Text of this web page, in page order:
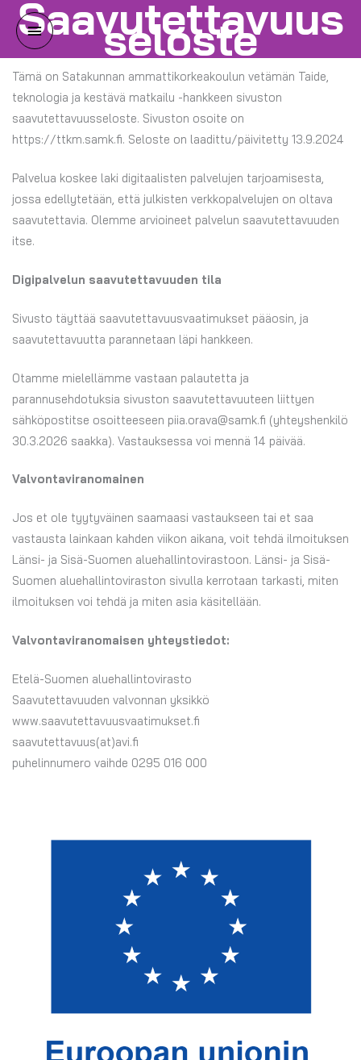
Siirry
sisältöönPäävalikko
Saavutettavuus
seloste
Tämä on Satakunnan ammattikorkeakoulun vetämän Taide,
teknologia ja kestävä matkailu -hankkeen sivuston
saavutettavuusseloste. Sivuston osoite on
https://ttkm.samk.fi. Seloste on laadittu/päivitetty 13.9.2024
Palvelua koskee laki digitaalisten palvelujen tarjoamisesta,
jossa edellytetään, että julkisten verkkopalvelujen on oltava
saavutettavia. Olemme arvioineet palvelun saavutettavuuden
itse.
Digipalvelun saavutettavuuden tila
Sivusto täyttää saavutettavuusvaatimukset pääosin, ja
saavutettavuutta parannetaan läpi hankkeen.
Otamme mielellämme vastaan palautetta ja
parannusehdotuksia sivuston saavutettavuuteen liittyen
sähköpostitse osoitteeseen piia.orava@samk.fi (yhteyshenkilö
30.3.2026 saakka). Vastauksessa voi mennä 14 päivää.
Valvontaviranomainen
Jos et ole tyytyväinen saamaasi vastaukseen tai et saa
vastausta lainkaan kahden viikon aikana, voit tehdä ilmoituksen
Länsi- ja Sisä-Suomen aluehallintovirastoon. Länsi- ja Sisä-
Suomen aluehallintoviraston sivulla kerrotaan tarkasti, miten
ilmoituksen voi tehdä ja miten asia käsitellään.
Valvontaviranomaisen yhteystiedot:
Etelä-Suomen aluehallintovirasto
Saavutettavuuden valvonnan yksikkö
www.saavutettavuusvaatimukset.fi
saavutettavuus(at)avi.fi
puhelinnumero vaihde 0295 016 000